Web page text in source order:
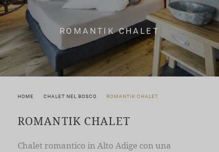
ROMANTIK CHALET
HOME CHALET NEL BOSCO ROMANTIK CHALET
ROMANTIK CHALET
Chalet romantico in Alto Adige con una